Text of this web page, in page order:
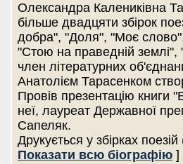
Олександра Калениківна
більше двадцяти збірок
добра", "Доля", "Моє
"Стою на праведній
член літературних
Анатолієм Тарасенком
Провів презентацію книги
неї, лауреат Державної
Сапеляк.
Друкується у збірках
Показати всю біографію ]